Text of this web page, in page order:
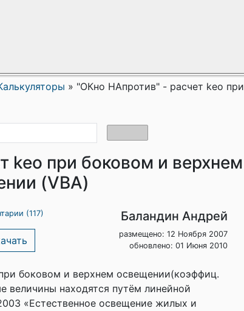
» "ОКно НАпротив" - расчет keo при
keo при боковом и верхнем
(VBA)
(117) Баландин Андрей
размещено: 12 Ноября 2007
обновлено: 01 Июня 2010
боковом и верхнем освещении(коэффиц.
величины находятся путём линейной
«Естественное освещение жилых и